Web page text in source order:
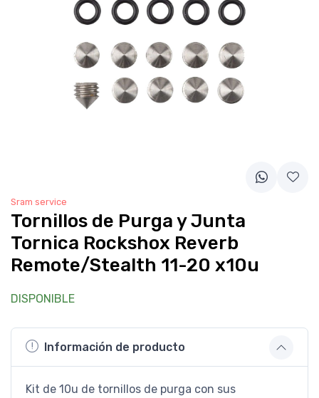
Sram service
Tornillos de Purga y Junta
Tornica Rockshox Reverb
Remote/Stealth 11-20 x10u
DISPONIBLE
Información de producto
Kit de 10u de tornillos de purga con sus